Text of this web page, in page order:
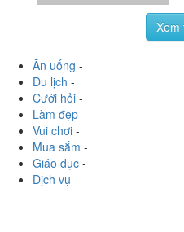
hoavoanh:Nhìn chung
nhung không khí tràn đây
khói thuốc không nên đến
quạt từ bên...
Ăn uống-
Du lịch-
Cưới hỏi